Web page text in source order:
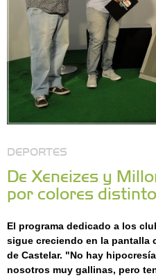
DEPORTES
De Xeneizes y
por colores
El programa dedicado a los
sigue creciendo en la pantalla
de Castelar. "No hay
nosotros muy gallinas, pero